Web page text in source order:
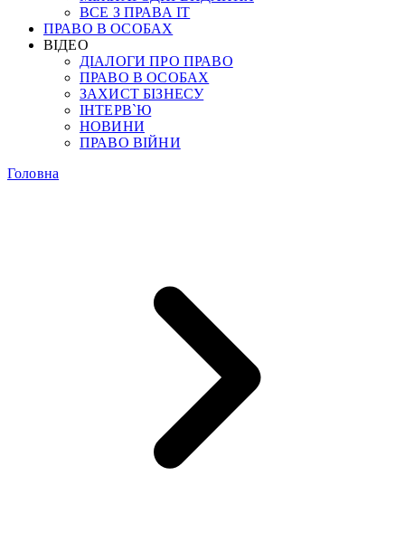
ВСЕ З ПРАВА ІТ
ПРАВО В ОСОБАХ
ВІДЕО
ДІАЛОГИ ПРО ПРАВО
ПРАВО В ОСОБАХ
ЗАХИСТ БІЗНЕСУ
ІНТЕРВ`Ю
НОВИНИ
ПРАВО ВІЙНИ
Головна